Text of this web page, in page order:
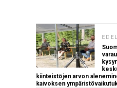
kiinteistöjen arvon
kaivoksen